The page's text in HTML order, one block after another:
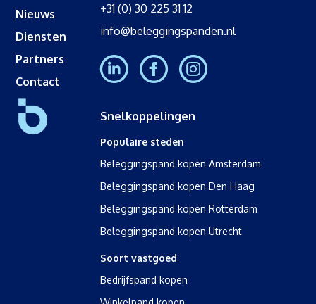
Nieuws
Diensten
Partners
Contact
+31 (0) 30 225 31 12
info@beleggingspanden.nl
Snelkoppelingen
Populaire steden
Beleggingspand kopen Amsterdam
Beleggingspand kopen Den Haag
Beleggingspand kopen Rotterdam
Beleggingspand kopen Utrecht
Soort vastgoed
Bedrijfspand kopen